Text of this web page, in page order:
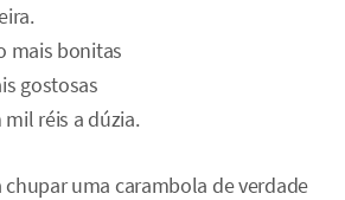
mais bonitas
gostosas
réis a dúzia.
uma carambola de verdade